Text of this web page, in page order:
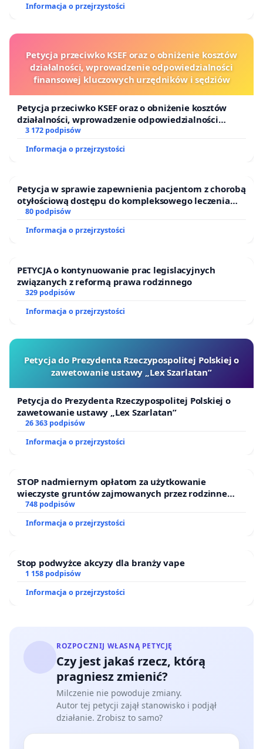
Informacja o przejrzystości
Petycja przeciwko KSEF oraz o obniżenie kosztów
działalności, wprowadzenie odpowiedzialności
finansowej kluczowych urzędników i sędziów
Petycja przeciwko KSEF oraz o obniżenie kosztów
działalności, wprowadzenie odpowiedzialności
finansowej kluczowych urzędników i sędziów
3 172 podpisów
Informacja o przejrzystości
Petycja w sprawie zapewnienia pacjentom z chorobą
otyłościową dostępu do kompleksowego leczenia
oraz programów profilaktycznych.
80 podpisów
Informacja o przejrzystości
PETYCJA o kontynuowanie prac legislacyjnych
związanych z reformą prawa rodzinnego
329 podpisów
Informacja o przejrzystości
Petycja do Prezydenta Rzeczypospolitej Polskiej o
zawetowanie ustawy „Lex Szarlatan”
Petycja do Prezydenta Rzeczypospolitej Polskiej o
zawetowanie ustawy „Lex Szarlatan”
26 363 podpisów
Informacja o przejrzystości
STOP nadmiernym opłatom za użytkowanie
wieczyste gruntów zajmowanych przez rodzinne
ogrody działkowe.
748 podpisów
Informacja o przejrzystości
Stop podwyżce akcyzy dla branży vape
1 158 podpisów
Informacja o przejrzystości
ROZPOCZNIJ WŁASNĄ PETYCJĘ
Czy jest jakaś rzecz, którą
pragniesz zmienić?
Milczenie nie powoduje zmiany.
Autor tej petycji zajął stanowisko i podjął
działanie. Zrobisz to samo?